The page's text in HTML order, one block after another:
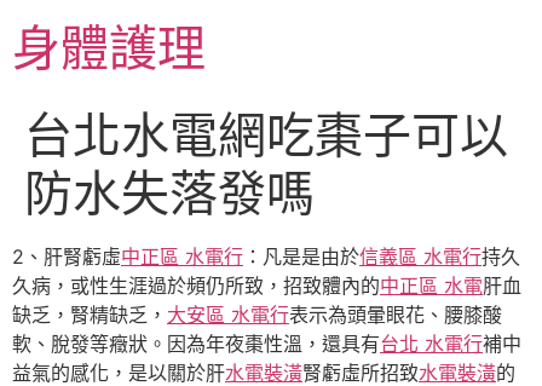
主身體護理
台北水電網吃棗子可以
防水失落發嗎
2、肝腎虧虛中正區 水電行 ：凡是是由於信義區 水電行持久
久病，或性生涯過於頻仍所致，招致體內的中正區 水電肝血
缺乏，腎精缺乏， 大安區 水電行表示為頭暈眼花、腰膝酸
軟、脫發等癥狀。因為年夜棗性溫，還具有台北 水電行補中
益氣的感化，是以關於肝水電裝潢腎虧虛所招致水電裝潢的